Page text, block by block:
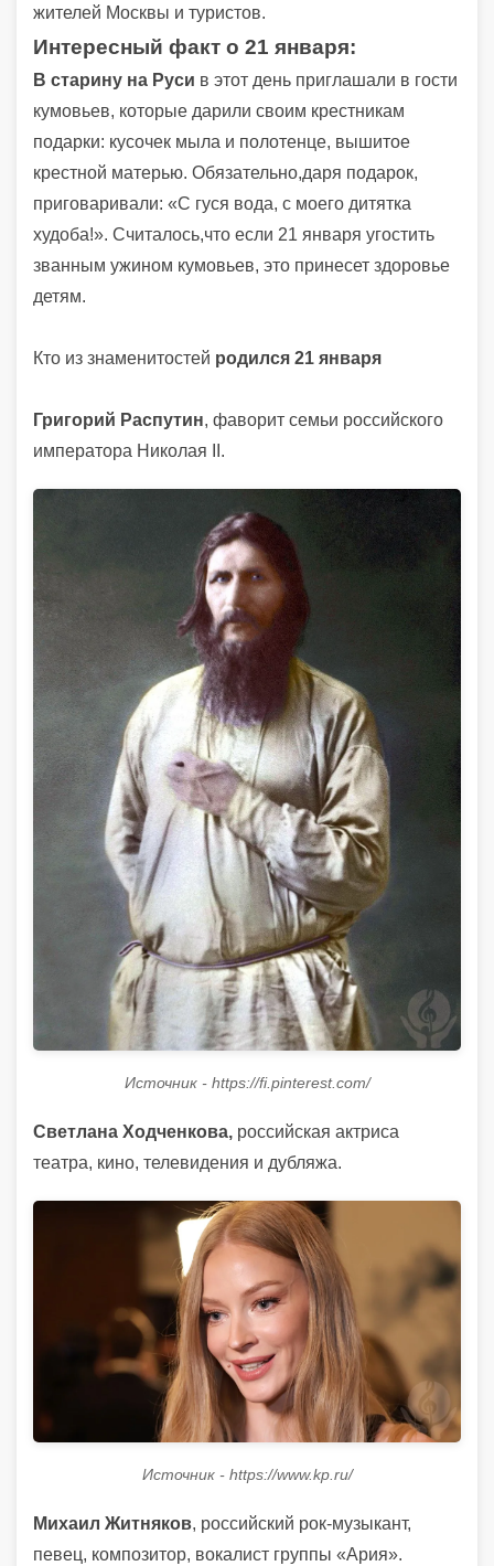
жителей Москвы и туристов.
Интересный факт о 21 января:
В старину на Руси в этот день приглашали в гости
кумовьев, которые дарили своим крестникам
подарки: кусочек мыла и полотенце, вышитое
крестной матерью. Обязательно,даря подарок,
приговаривали: «С гуся вода, с моего дитятка
худоба!». Считалось,что если 21 января угостить
званным ужином кумовьев, это принесет здоровье
детям.
Кто из знаменитостей родился 21 января
Григорий Распутин, фаворит семьи российского
императора Николая II.
Источник - https://fi.pinterest.com/
Светлана Ходченкова, российская актриса
театра, кино, телевидения и дубляжа.
Источник - https://www.kp.ru/
Михаил Житняков, российский рок-музыкант,
певец, композитор, вокалист группы «Ария».